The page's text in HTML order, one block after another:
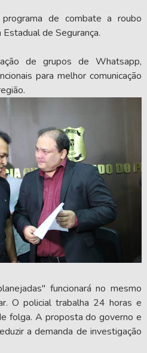
de combate a roubo
de Segurança.
de grupos de Whatsapp,
para melhor comunicação
funcionará no mesmo
O policial trabalha 24 horas e
folga. A proposta do governo e
a demanda de investigação